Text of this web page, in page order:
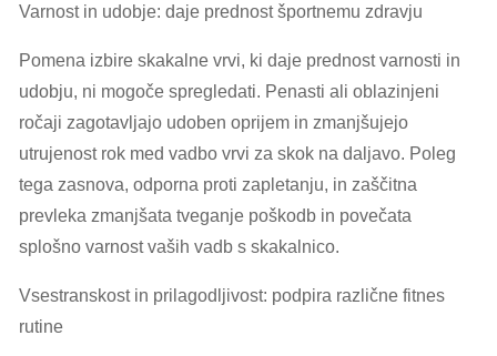
Varnost in udobje: daje prednost športnemu zdravju
Pomena izbire skakalne vrvi, ki daje prednost varnosti in
udobju, ni mogoče spregledati. Penasti ali oblazinjeni
ročaji zagotavljajo udoben oprijem in zmanjšujejo
utrujenost rok med vadbo vrvi za skok na daljavo. Poleg
tega zasnova, odporna proti zapletanju, in zaščitna
prevleka zmanjšata tveganje poškodb in povečata
splošno varnost vaših vadb s skakalnico.
Vsestranskost in prilagodljivost: podpira različne fitnes
rutine